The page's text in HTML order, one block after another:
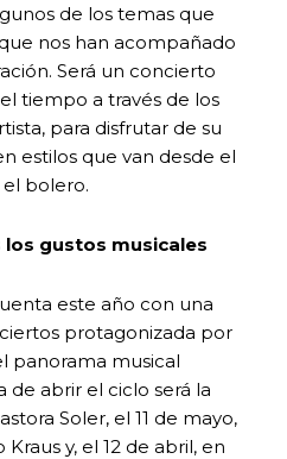
de los temas que
nos han acompañado
Será un concierto
tiempo a través de los
para disfrutar de su
estilos que van desde el
el bolero.
gustos musicales
este año con una
protagonizada por
panorama musical
de abrir el ciclo será la
Soler, el 11 de mayo,
y, el 12 de abril, en